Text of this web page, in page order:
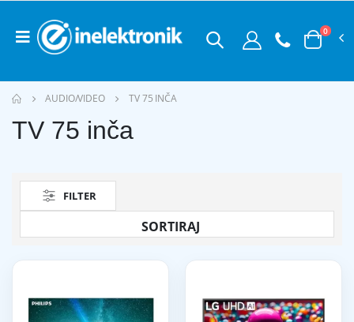
0
AUDIO/VIDEO TV 75 INČA
TV 75 inča
FILTER